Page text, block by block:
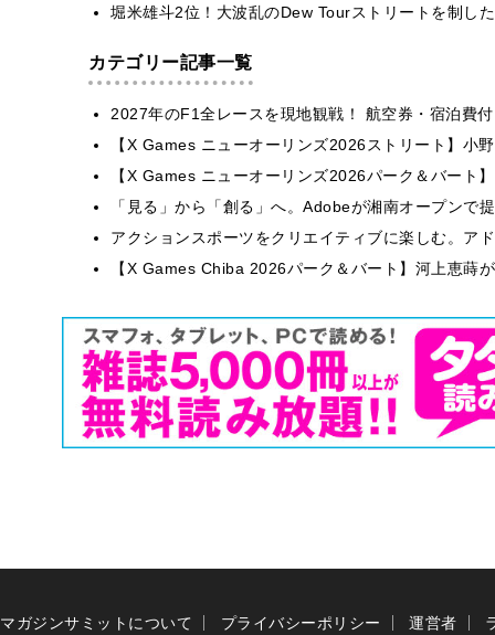
堀米雄斗2位！大波乱のDew Tourストリートを制し
カテゴリー記事一覧
2027年のF1全レースを現地観戦！ 航空券・宿泊費
【X Games ニューオーリンズ2026ストリート】小
【X Games ニューオーリンズ2026パーク＆バート
「見る」から「創る」へ。Adobeが湘南オープンで
アクションスポーツをクリエイティブに楽しむ。ア
【X Games Chiba 2026パーク＆バート】河上恵蒔
マガジンサミットについて プライバシーポリシー 運営者